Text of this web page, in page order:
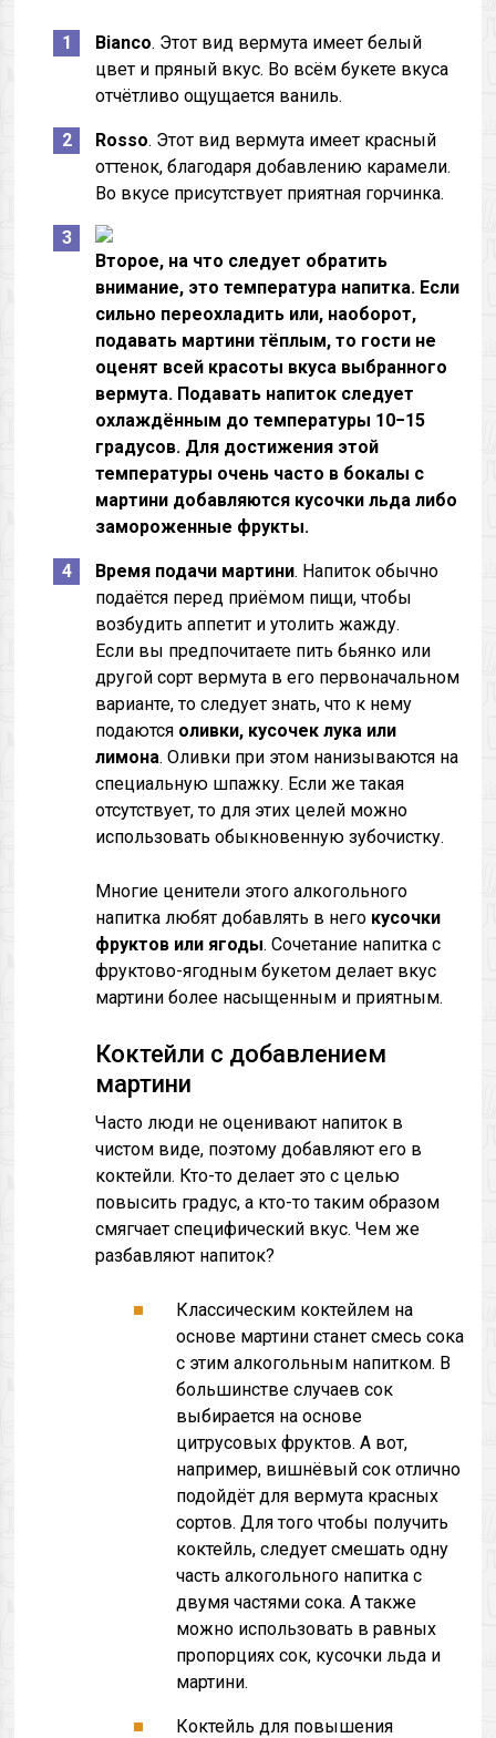
Bianco. Этот вид вермута имеет белый
цвет и пряный вкус. Во всём букете вкуса
отчётливо ощущается ваниль.
Rosso. Этот вид вермута имеет красный
оттенок, благодаря добавлению карамели.
Во вкусе присутствует приятная горчинка.
Второе, на что следует обратить
внимание, этотемпература напитка. Если
сильно переохладить или, наоборот,
подавать мартини тёплым, то гости не
оценят всей красоты вкуса выбранного
вермута. Подавать напиток следует
охлаждённым до температуры 10−15
градусов. Для достижения этой
температуры очень часто в бокалы с
мартини добавляются кусочки льда либо
замороженные фрукты.
Время подачи мартини. Напиток обычно
подаётся перед приёмом пищи, чтобы
возбудить аппетит и утолить жажду.
Если вы предпочитаете пить бьянко или
другой сорт вермута в его первоначальном
варианте, то следует знать, что к нему
подаются оливки, кусочек лука или
лимона. Оливки при этом нанизываются на
специальную шпажку. Если же такая
отсутствует, то для этих целей можно
использовать обыкновенную зубочистку.
Многие ценители этого алкогольного
напитка любят добавлять в него кусочки
фруктов или ягоды. Сочетание напитка с
фруктово-ягодным букетом делает вкус
мартини более насыщенным и приятным.
Коктейли с добавлением
мартини
Часто люди не оценивают напиток в
чистом виде, поэтому добавляют его в
коктейли. Кто-то делает это с целью
повысить градус, а кто-то таким образом
смягчает специфический вкус. Чем же
разбавляют напиток?
Классическим коктейлем на
основе мартини станет смесь сока
с этим алкогольным напитком. В
большинстве случаев сок
выбирается на основе
цитрусовых фруктов. А вот,
например, вишнёвый сок отлично
подойдёт для вермута красных
сортов. Для того чтобы получить
коктейль, следует смешать одну
часть алкогольного напитка с
двумя частями сока. А также
можно использовать в равных
пропорциях сок, кусочки льда и
мартини.
Коктейль для повышения